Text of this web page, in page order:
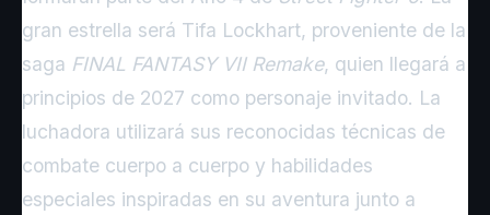
gran estrella será Tifa Lockhart, proveniente de la
saga FINAL FANTASY VII Remake, quien llegará a
principios de 2027 como personaje invitado. La
luchadora utilizará sus reconocidas técnicas de
combate cuerpo a cuerpo y habilidades
especiales inspiradas en su aventura junto a